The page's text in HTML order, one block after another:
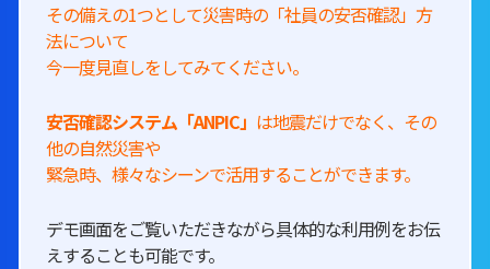
その備えの1つとして災害時の「社員の安否確認」方
法について
今一度見直しをしてみてください。
安否確認システム「ANPIC」 は地震だけでなく、その
他の自然災害や
緊急時、様々なシーンで活用することができます。
デモ画面をご覧いただきながら具体的な利用例をお伝
えすることも可能です。